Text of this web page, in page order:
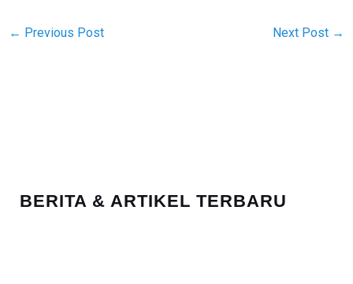
← Previous Post Next Post →
BERITA & ARTIKEL TERBARU
O